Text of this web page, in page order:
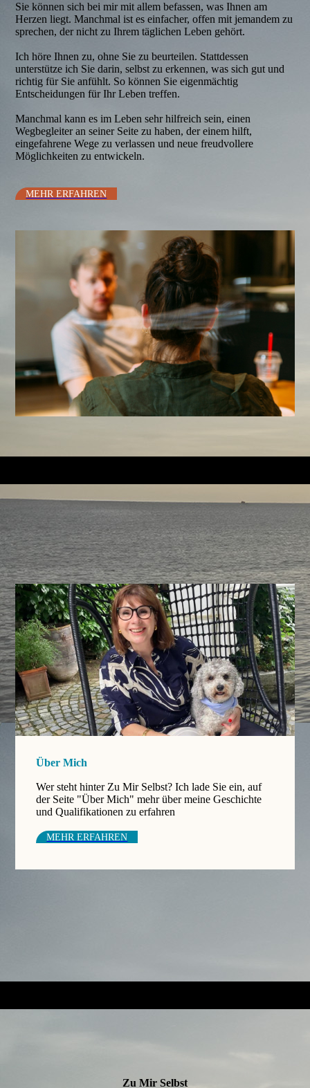
Sie können sich bei mir mit allem befassen, was Ihnen am
Herzen liegt. Manchmal ist es einfacher, offen mit jemandem zu
sprechen, der nicht zu Ihrem täglichen Leben gehört.
Ich höre Ihnen zu, ohne Sie zu beurteilen. Stattdessen
unterstütze ich Sie darin, selbst zu erkennen, was sich gut und
richtig für Sie anfühlt. So können Sie eigenmächtig
Entscheidungen für Ihr Leben treffen.
Manchmal kann es im Leben sehr hilfreich sein, einen
Wegbegleiter an seiner Seite zu haben, der einem hilft,
eingefahrene Wege zu verlassen und neue freudvollere
Möglichkeiten zu entwickeln.
MEHR ERFAH­REN
Über Mich
Wer steht hinter Zu Mir Selbst? Ich lade Sie ein, auf
der Seite "Über Mich" mehr über meine Geschichte
und Qualifikationen zu erfahren
MEHR ERFAH­REN
Zu Mir Selbst